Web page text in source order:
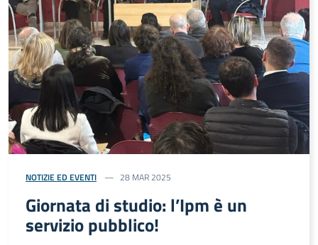
NOTIZIE ED EVENTI 28 MAR 2025
Giornata di studio: l’Ipm è un
servizio pubblico!